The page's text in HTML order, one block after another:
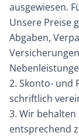
ausgewiesen.
Unsere Preise
Abgaben,
2. Skonto- und
schriftlich
3. Wir behalten
entsprechend